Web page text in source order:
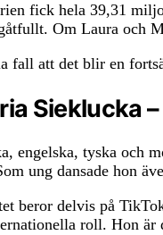
fick hela 39,31
Om Laura och
fall att det blir en
Sieklucka
engelska, tyska och
ung dansade hon
beror delvis på
roll. Hon